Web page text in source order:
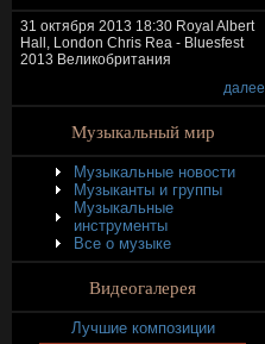
31 октября 2013 18:30 Royal Albert
Hall, London Chris Rea - Bluesfest
2013 Великобритания
далее
Музыкальный мир
Музыкальные новости
Музыканты и группы
Музыкальные
инструменты
Все о музыке
Видеогалерея
Лучшие композиции